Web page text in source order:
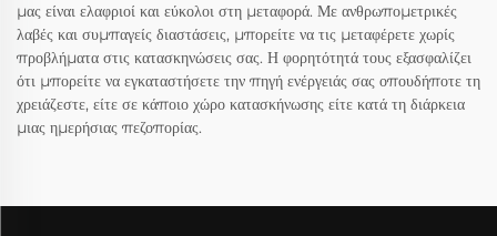
μας είναι ελαφριοί και εύκολοι στη μεταφορά. Με ανθρωπομετρικές
λαβές και συμπαγείς διαστάσεις, μπορείτε να τις μεταφέρετε χωρίς
προβλήματα στις κατασκηνώσεις σας. Η φορητότητά τους εξασφαλίζει
ότι μπορείτε να εγκαταστήσετε την πηγή ενέργειάς σας οπουδήποτε τη
χρειάζεστε, είτε σε κάποιο χώρο κατασκήνωσης είτε κατά τη διάρκεια
μιας ημερήσιας πεζοπορίας.